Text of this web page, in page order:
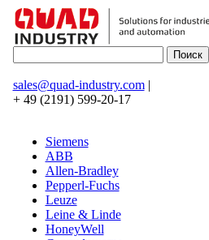
sales@quad-industry.com|
+ 49 (2191) 599-20-17
Siemens
ABB
Allen-Bradley
Pepperl-Fuchs
Leuze
Leine & Linde
HoneyWell